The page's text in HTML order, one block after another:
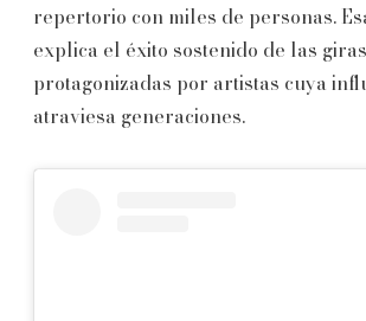
repertorio con miles de personas.
explica el éxito sostenido de las
protagonizadas por artistas cuya
atraviesa generaciones.